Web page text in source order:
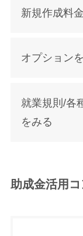
新規作成料
オプション
就業規則/各
をみる
助成金活用